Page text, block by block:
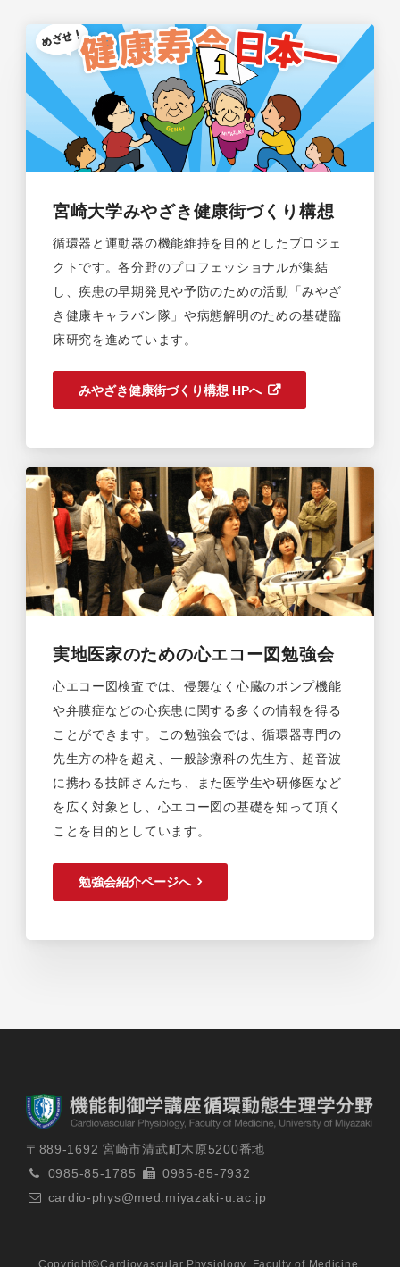
宮崎大学みやざき健康街づくり構想
循環器と運動器の機能維持を目的としたプロジェ
クトです。各分野のプロフェッショナルが集結
し、疾患の早期発見や予防のための活動「みやざ
き健康キャラバン隊」や病態解明のための基礎臨
床研究を進めています。
みやざき健康街づくり構想 HPへ
実地医家のための心エコー図勉強会
心エコー図検査では、侵襲なく心臓のポンプ機能
や弁膜症などの心疾患に関する多くの情報を得る
ことができます。この勉強会では、循環器専門の
先生方の枠を超え、一般診療科の先生方、超音波
に携わる技師さんたち、また医学生や研修医など
を広く対象とし、心エコー図の基礎を知って頂く
ことを目的としています。
勉強会紹介ページへ
〒889-1692 宮崎市清武町木原5200番地
0985-85-1785
0985-85-7932
cardio-phys@med.miyazaki-u.ac.jp
Copyright©Cardiovascular Physiology, Faculty of Medicine,